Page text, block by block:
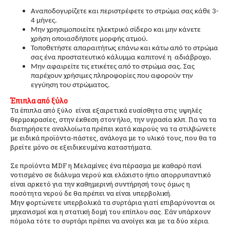
Αναποδογυρίζετε και περιστρέφετε το στρώµα σας κάθε 3-
4 µήνες.
Μην χρησιμοποιείτε ηλεκτρικό σίδερο και μην κάνετε
χρήση οποιασδήποτε μορφής ατμού.
Τοποθετήστε απαραιτήτως επάνω και κάτω από το στρώμα
σας ένα προστατευτικό κάλυμμα καπιτονέ η αδιάβροχο.
Μην αφαιρείτε τις ετικέτες από το στρώμα σας. Σας
παρέχουν χρήσιμες πληροφορίες που αφορούν την
εγγύηση του στρώματος.
Έπιπλα από ξύλο
Τα έπιπλα από ξύλο είναι εξαιρετικά ευαίσθητα στις υψηλές
θερμοκρασίες, στην έκθεση στον ήλιο, την υγρασία κλπ. Για να τα
διατηρήσετε αναλλοίωτα πρέπει κατά καιρούς να τα στιλβώνετε
με ειδικά προϊόντα-πάστες, ανάλογα με το υλικό τους, που θα τα
βρείτε μόνο σε εξειδικευμένα καταστήματα.
Σε προϊόντα MDF η Μελαμίνες ένα πέρασμα με καθαρό πανί
νοτισμένο σε διάλυμα νερού και ελάχιστο ήπιο απορρυπαντικό
είναι αρκετό για την καθημερινή συντήρησή τους όμως η
ποσότητα νερού δε θα πρέπει να είναι υπερβολική.
Μην φορτώνετε υπερβολικά τα συρτάρια γιατί επιβαρύνονται οι
μηχανισμοί και η στατική δομή του επίπλου σας. Εάν υπάρχουν
πόμολα τότε το συρτάρι πρέπει να ανοίγει και με τα δύο χέρια.